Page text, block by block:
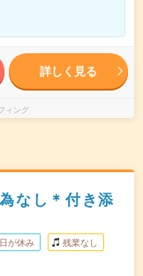
詳しく見る
ィング
なし＊付き添
が休み 残業なし